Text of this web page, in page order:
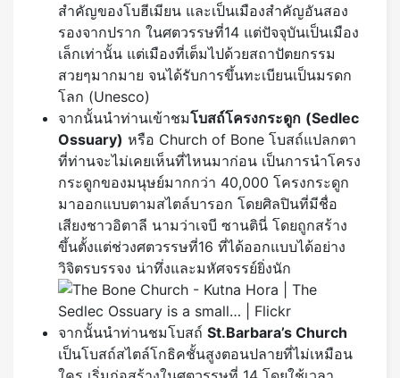
สำคัญของโบฮีเมียน และเป็นเมืองสำคัญอันสอง
รองจากปราก ในศตวรรษที่14 แต่ปัจจุบันเป็นเมือง
เล็กเท่านั้น แต่เมืองที่เต็มไปด้วยสถาปัตยกรรม
สวยๆมากมาย จนได้รับการขึ้นทะเบียนเป็นมรดก
โลก (Unesco)
จากนั้นนำท่านเข้าชมโบสถ์โครงกระดูก (Sedlec
Ossuary) หรือ Church of Bone โบสถ์แปลกตา
ที่ท่านจะไม่เคยเห็นที่ไหนมาก่อน เป็นการนำโครง
กระดูกของมนุษย์มากกว่า 40,000 โครงกระดูก
มาออกแบบตามสไตล์บารอก โดยศิลปินที่มีชื่อ
เสียงชาวอิตาลี นามว่าเจบี ซานตินี่ โดยถูกสร้าง
ขึ้นตั้งแต่ช่วงศตวรรษที่16 ที่ได้ออกแบบได้อย่าง
วิจิตรบรรจง น่าทึ่งและมหัศจรรย์ยิ่งนัก
จากนั้นนำท่านชมโบสถ์ St.Barbara’s Church
เป็นโบสถ์สไตล์โกธิคชั้นสูงตอนปลายที่ไม่เหมือน